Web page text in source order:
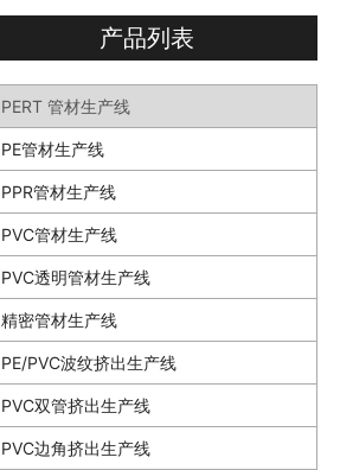
产品列表
PERT 管材生产线
PE管材生产线
PPR管材生产线
PVC管材生产线
PVC透明管材生产线
精密管材生产线
PE/PVC波纹挤出生产线
PVC双管挤出生产线
PVC边角挤出生产线